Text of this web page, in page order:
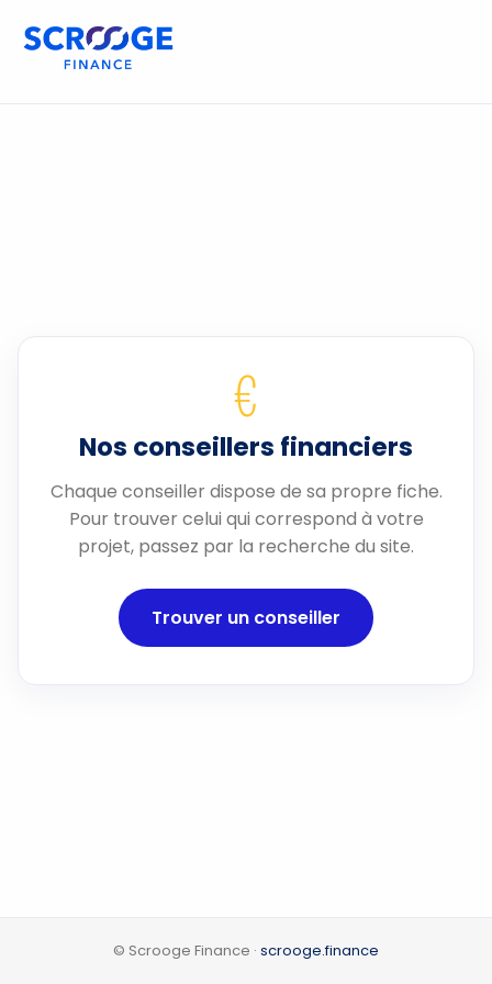
€
Nos conseillers financiers
Chaque conseiller dispose de sa propre fiche.
Pour trouver celui qui correspond à votre
projet, passez par la recherche du site.
Trouver un conseiller
© Scrooge Finance · scrooge.finance